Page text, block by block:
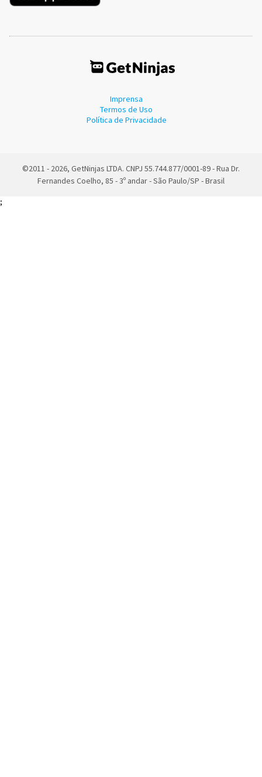
Imprensa
Termos de Uso
Política de Privacidade
©2011 - 2026, GetNinjas LTDA. CNPJ 55.744.877/0001-89 - Rua Dr.
Fernandes Coelho, 85 - 3º andar - São Paulo/SP - Brasil
;